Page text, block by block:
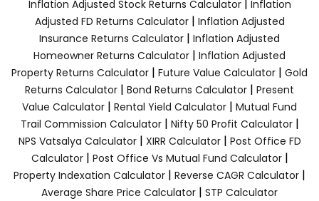
Inflation Adjusted Stock Returns Calculator| Inflation
Adjusted FD Returns Calculator| Inflation Adjusted
Insurance Returns Calculator | Inflation Adjusted
Homeowner Returns Calculator | Inflation Adjusted
Property Returns Calculator | Future Value Calculator | Gold
Returns Calculator | Bond Returns Calculator | Present
Value Calculator | Rental Yield Calculator | Mutual Fund
Trail Commission Calculator| Nifty 50 Profit Calculator|
NPS Vatsalya Calculator| XIRR Calculator| Post Office FD
Calculator| Post Office Vs Mutual Fund Calculator|
Property Indexation Calculator | Reverse CAGR Calculator |
Average Share Price Calculator | STP Calculator